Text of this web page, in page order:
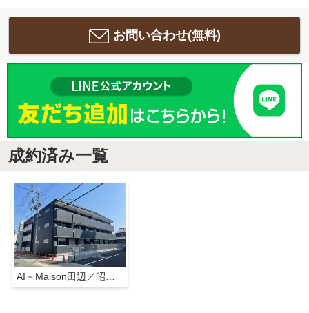
お問い合わせ(無料)
成約済み一覧
AI－Maison田辺／昭和町